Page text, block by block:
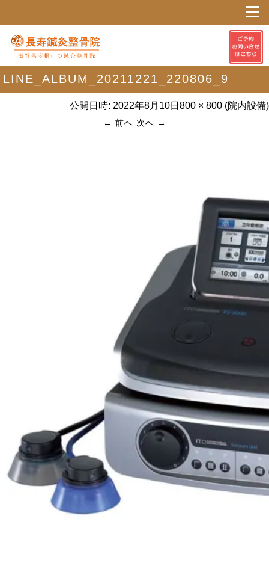
LINE_ALBUM_20211221_220806_9
公開日時: 2022年8月10日 800 × 800 (院内設備)
← 前へ 次へ →